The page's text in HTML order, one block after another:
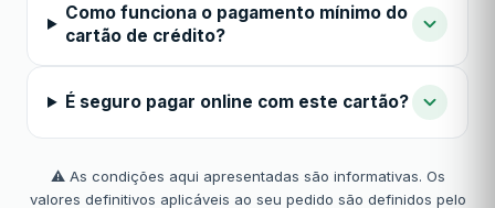
Como funciona o pagamento mínimo do
cartão de crédito?
É seguro pagar online com este cartão?
⚠️ As condições aqui apresentadas são informativas. Os
valores definitivos aplicáveis ao seu pedido são definidos pelo